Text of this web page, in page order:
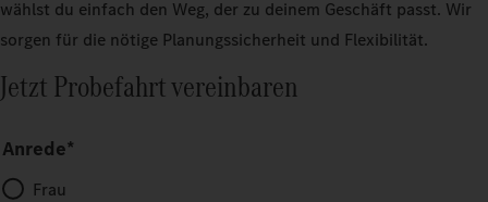
wählst du einfach den Weg, der zu deinem Geschäft passt. Wir
sorgen für die nötige Planungssicherheit und Flexibilität.
Jetzt Probefahrt vereinbaren
Anrede*
Frau